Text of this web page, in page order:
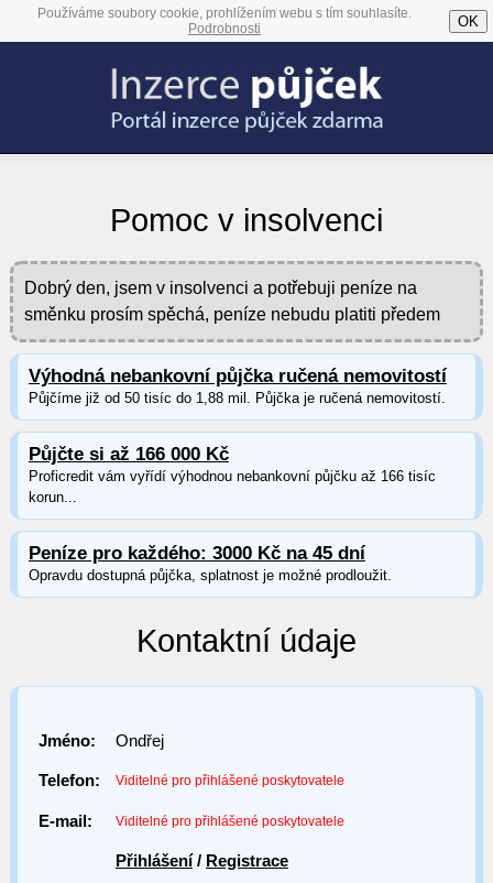
Používáme soubory cookie, prohlížením webu s tím souhlasíte.
Podrobnosti
OK
Pomoc v insolvenci
Dobrý den, jsem v insolvenci a potřebuji peníze na
směnku prosím spěchá, peníze nebudu platiti předem
Výhodná nebankovní půjčka ručená nemovitostí
Půjčíme již od 50 tisíc do 1,88 mil. Půjčka je ručená nemovitostí.
Půjčte si až 166 000 Kč
Proficredit vám vyřídí výhodnou nebankovní půjčku až 166 tisíc
korun...
Peníze pro každého: 3000 Kč na 45 dní
Opravdu dostupná půjčka, splatnost je možné prodloužit.
Kontaktní údaje
Jméno: Ondřej
Telefon: Viditelné pro přihlášené poskytovatele
E-mail: Viditelné pro přihlášené poskytovatele
Přihlášení/ Registrace